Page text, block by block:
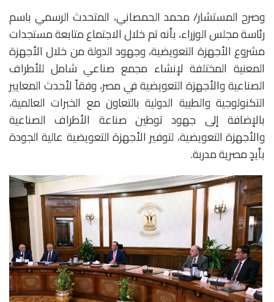
وصرح المستشار/ محمد الحمصاني، المتحدث الرسمي باسم
رئاسة مجلس الوزراء، بأنه تم خلال الاجتماع متابعة مستجدات
مشروع الأجهزة التعويضية، وجهود الدولة من خلال الأجهزة
المعنية المختلفة لإنشاء مجمع صناعي شامل للأطراف
الصناعية والأجهزة التعويضية في مصر، وفقاً لأحدث المعايير
التكنولوجية والطبية الدولية بالتعاون مع الخبرات العالمية،
بالإضافة إلى جهود توطين صناعة الأطراف الصناعية
والأجهزة التعويضية، لتوفير الأجهزة التعويضية عالية الجودة
بأيدٍ مصرية مدربة.